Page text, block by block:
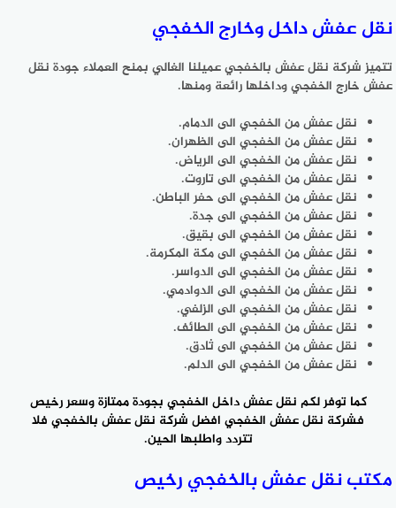
نقل عفش داخل وخارج الخفجي
تتميز شركة نقل عفش بالخفجي عميلنا الغالي بمنح العملاء جودة نقل
عفش خارج الخفجي وداخلها رائعة ومنها.
نقل عفش من الخفجي الى الدمام.
نقل عفش من الخفجي الى الظهران.
نقل عفش من الخفجي الى الرياض.
نقل عفش من الخفجي الى تاروت.
نقل عفش من الخفجي الى حفر الباطن.
نقل عفش من الخفجي الى جدة.
نقل عفش من الخفجي الى بقيق.
نقل عفش من الخفجي الى مكة المكرمة.
نقل عفش من الخفجي الى الدواسر.
نقل عفش من الخفجي الى الدوادمي.
نقل عفش من الخفجي الى الزلفي.
نقل عفش من الخفجي الى الطائف.
نقل عفش من الخفجي الى ثادق.
نقل عفش من الخفجي الى الدلم.
كما توفر لكم نقل عفش داخل الخفجي بجودة ممتازة وسعر رخيص
فشركة نقل عفش الخفجي افضل شركة نقل عفش بالخفجي فلا
تتردد واطلبها الحين.
مكتب نقل عفش بالخفجي رخيص